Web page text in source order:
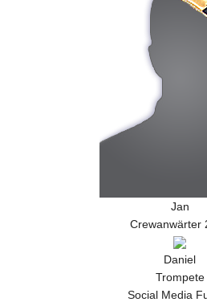
Jan
Crewanwärter
Daniel
Trompete
Social Media